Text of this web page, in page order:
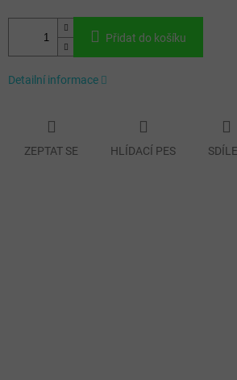
Přidat do košíku
Detailní informace
ZEPTAT SE HLÍDACÍ PES